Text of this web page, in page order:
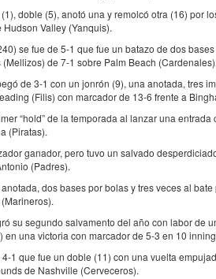
doble (5), anotó una y remolcó otra (16) por
Valley (Yanquis).
se fue de 5-1 que fue un batazo de dos
de 7-1 sobre Palm Beach (Cardenales).
de 3-1 con un jonrón (9), una anotada, tres
(Filis) con marcador de 13-6 frente a
“hold” de la temporada al lanzar una
(Piratas).
ganador, pero tuvo un salvado
(Padres).
dos bases por bolas y tres veces al
su segundo salvamento del año con labor de
una victoria con marcador de 5-3 en 10
1 que fue un doble (11) con una vuelta
de Nashville (Cerveceros).